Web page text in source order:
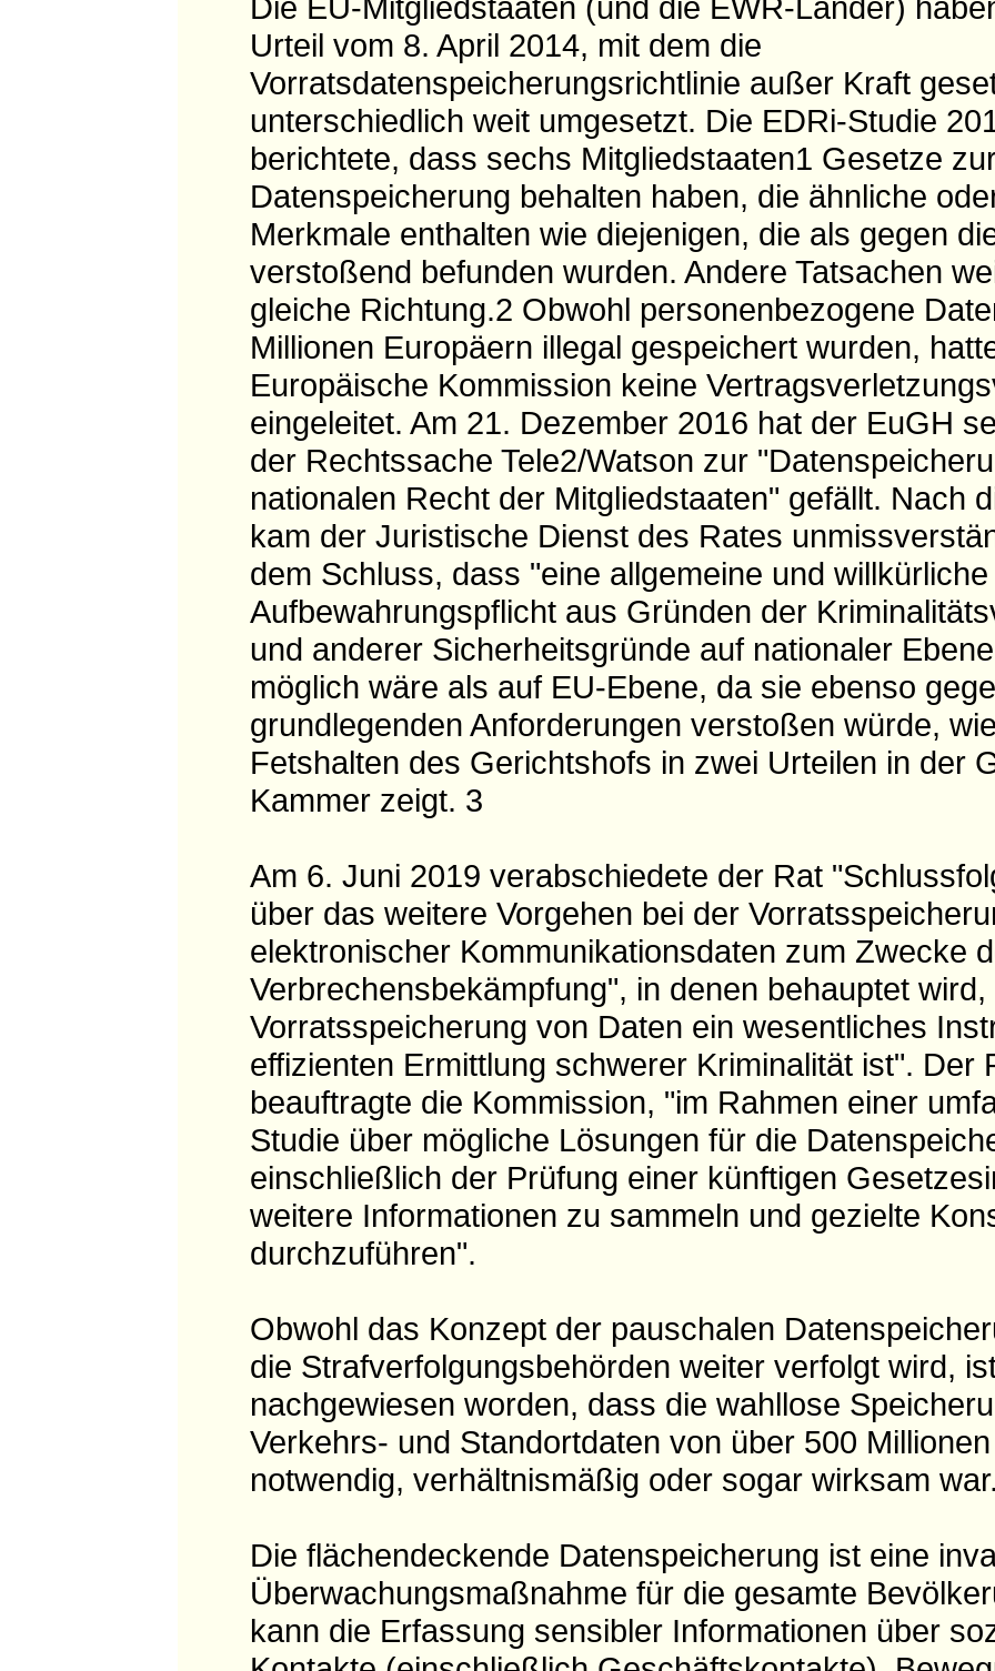
Urteil vom 8. April 2014, mit dem die
Vorratsdatenspeicherungsrichtlinie außer Kraft
unterschiedlich weit umgesetzt. Die EDRi-Studie
berichtete, dass sechs Mitgliedstaaten1 Gesetze
Datenspeicherung behalten haben, die ähnliche
Merkmale enthalten wie diejenigen, die als gegen
verstoßend befunden wurden. Andere Tatsachen
gleiche Richtung.2 Obwohl personenbezogene
Millionen Europäern illegal gespeichert wurden,
Europäische Kommission keine
eingeleitet. Am 21. Dezember 2016 hat der EuGH
der Rechtssache Tele2/Watson zur
nationalen Recht der Mitgliedstaaten" gefällt. Nach
kam der Juristische Dienst des Rates
dem Schluss, dass "eine allgemeine und willkürliche
Aufbewahrungspflicht aus Gründen der
und anderer Sicherheitsgründe auf nationaler
möglich wäre als auf EU-Ebene, da sie ebenso
grundlegenden Anforderungen verstoßen würde,
Fetshalten des Gerichtshofs in zwei Urteilen in der
Kammer zeigt. 3
Am 6. Juni 2019 verabschiedete der Rat
über das weitere Vorgehen bei der
elektronischer Kommunikationsdaten zum Zwecke
Verbrechensbekämpfung", in denen behauptet
Vorratsspeicherung von Daten ein wesentliches
effizienten Ermittlung schwerer Kriminalität ist". Der
beauftragte die Kommission, "im Rahmen einer
Studie über mögliche Lösungen für die
einschließlich der Prüfung einer künftigen
weitere Informationen zu sammeln und gezielte
durchzuführen".
Obwohl das Konzept der pauschalen
die Strafverfolgungsbehörden weiter verfolgt wird,
nachgewiesen worden, dass die wahllose
Verkehrs- und Standortdaten von über 500
notwendig, verhältnismäßig oder sogar wirksam war.
Die flächendeckende Datenspeicherung ist eine
Überwachungsmaßnahme für die gesamte
kann die Erfassung sensibler Informationen über